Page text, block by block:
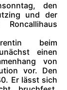
den
und der
beim
einen
von
vor. Den
Er lässt sich